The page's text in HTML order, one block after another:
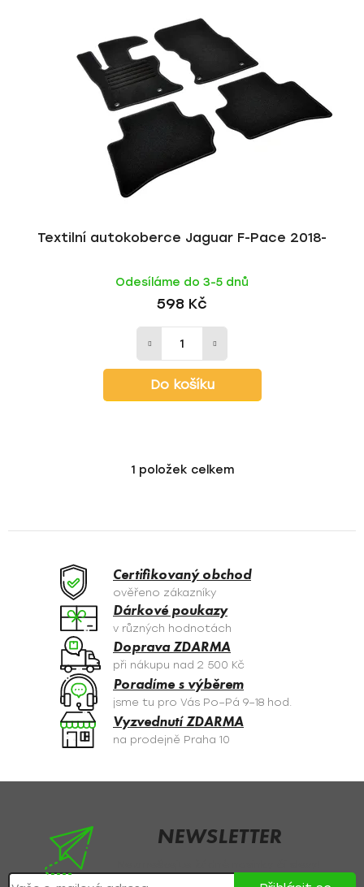
Textilní autokoberce Jaguar F-Pace 2018-
Odesíláme do 3-5 dnů
598 Kč
Do košíku
O
á
c
í
p
r
v
k
y
v
ý
p
s
1 položek celkem
Certifikovaný obchod
ověřeno zákazníky
Dárkové poukazy
v různých hodnotách
Doprava ZDARMA
při nákupu nad 2 500 Kč
Poradíme s výběrem
jsme tu pro Vás Po–Pá 9–18 hod.
Vyzvednutí ZDARMA
na prodejně Praha 10
NEWSLETTER